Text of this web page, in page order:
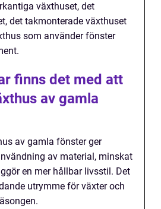
växthuset, det
det takmonterade växthuset
som använder fönster
finns det med att
av gamla
av gamla fönster ger
av material, minskat
en mer hållbar livsstil. Det
utrymme för växter och